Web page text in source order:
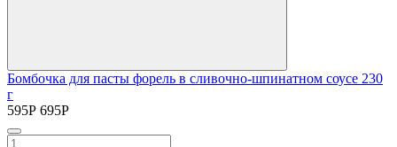
Бомбочка для пасты форель в сливочно-шпинатном соусе 230
г
595Р 695Р